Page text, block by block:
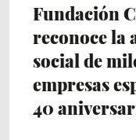
Fundación
reconoce la
social de
empresas
40